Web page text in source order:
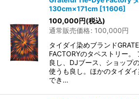
130cm×171cm [11606]
100,000円(税込)
通常販売価格: 100,000円
タイダイ染めブランド
FACTORYのタペストリー。
良し、DJブース、ショップ
使うも良し。ほかのタイダ
でき…